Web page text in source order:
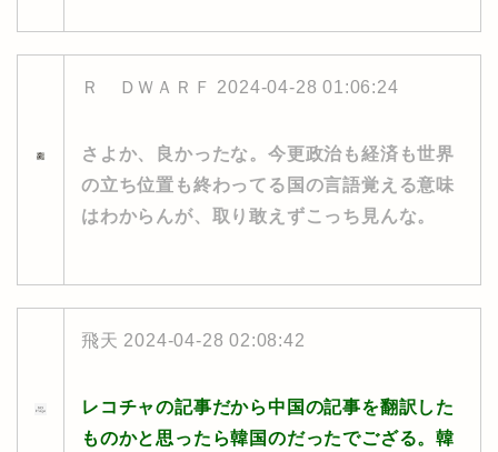
Ｒ ＤＷＡＲＦ 2024-04-28 01:06:24
さよか、良かったな。今更政治も経済も世界
の立ち位置も終わってる国の言語覚える意味
はわからんが、取り敢えずこっち見んな。
飛天 2024-04-28 02:08:42
レコチャの記事だから中国の記事を翻訳した
ものかと思ったら韓国のだったでござる。韓